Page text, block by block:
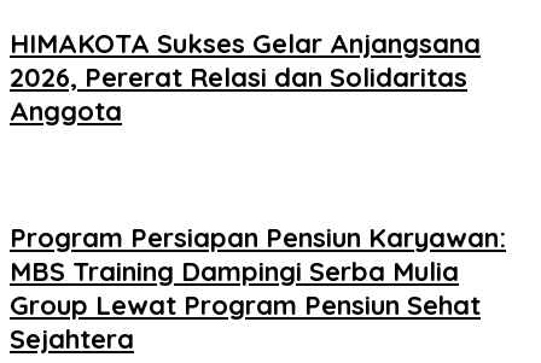
HIMAKOTA Sukses Gelar Anjangsana
2026, Pererat Relasi dan Solidaritas
Anggota
Program Persiapan Pensiun Karyawan:
MBS Training Dampingi Serba Mulia
Group Lewat Program Pensiun Sehat
Sejahtera